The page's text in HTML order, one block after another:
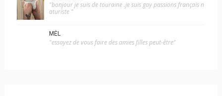
"bonjour je suis de touraine .je suis gay passions français n
aturiste "
MÉL
"essayez de vous faire des amies filles peut-être"